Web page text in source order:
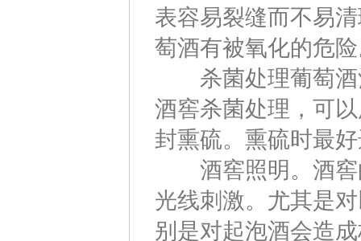
表容易裂缝而不易
萄酒有被氧化的危
杀菌处理葡萄酒
酒窖杀菌处理，可
封熏硫。熏硫时最
酒窖照明。酒窖
光线刺激。尤其是
别是对起泡酒会造